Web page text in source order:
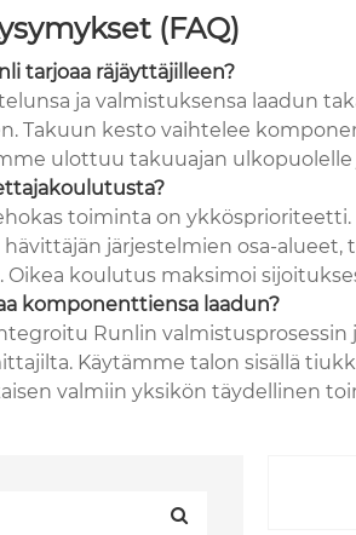
(FAQ)
tarjoaa räjäyttäjilleen?
ja valmistuksensa laadun
Takuun kesto vaihtelee
ulottuu takuuajan
toiminta on
järjestelmien osa-
koulutus maksimoi
komponenttiensa laadun?
Runlin
Käytämme talon sisällä
valmiin yksikön täydellinen